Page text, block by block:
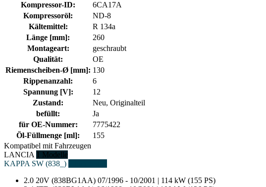
Kompressor-ID:
6CA17A
Kompressoröl:
ND-8
Kältemittel:
R 134a
Länge [mm]:
260
Montageart:
geschraubt
Qualität:
OE
Riemenscheiben-Ø [mm]: 130
Rippenanzahl:
6
Spannung [V]:
12
Zustand:
Neu, Originalteil
befüllt:
Ja
für OE-Nummer:
7775422
Öl-Füllmenge [ml]:
155
Kompatibel mit Fahrzeugen
LANCIA 1 Modelle
KAPPA SW (838_)
2.0 20V (838BG1AA) 07/1996 - 10/2001 | 114 kW (155 PS)